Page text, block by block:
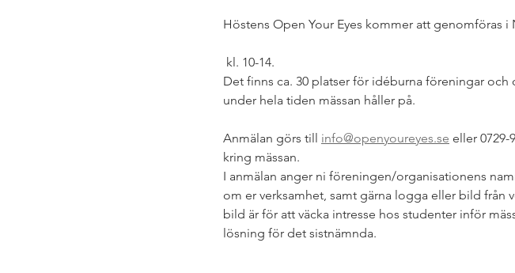
Höstens Open Your Eyes kommer att genomföras
kl. 10-14.
Det finns ca. 30 platser för idéburna föreningar och
under hela tiden mässan håller på.
Anmälan görs till info@openyoureyes.se eller 0729-
kring mässan.
I anmälan anger ni föreningen/organisationens
om er verksamhet, samt gärna logga eller bild
bild är för att väcka intresse hos studenter inför
lösning för det sistnämnda.